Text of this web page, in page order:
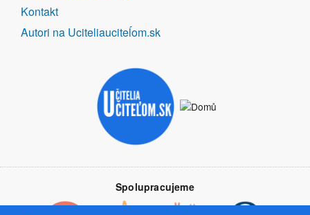
Kontakt
Autori na Uciteliauciteĺom.sk
Spolupracujeme